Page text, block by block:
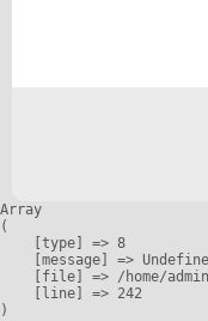
Array
(
    [type] => 8
[message] =>
[file] => /home/
    [line] => 242